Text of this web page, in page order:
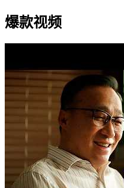
爆款视频